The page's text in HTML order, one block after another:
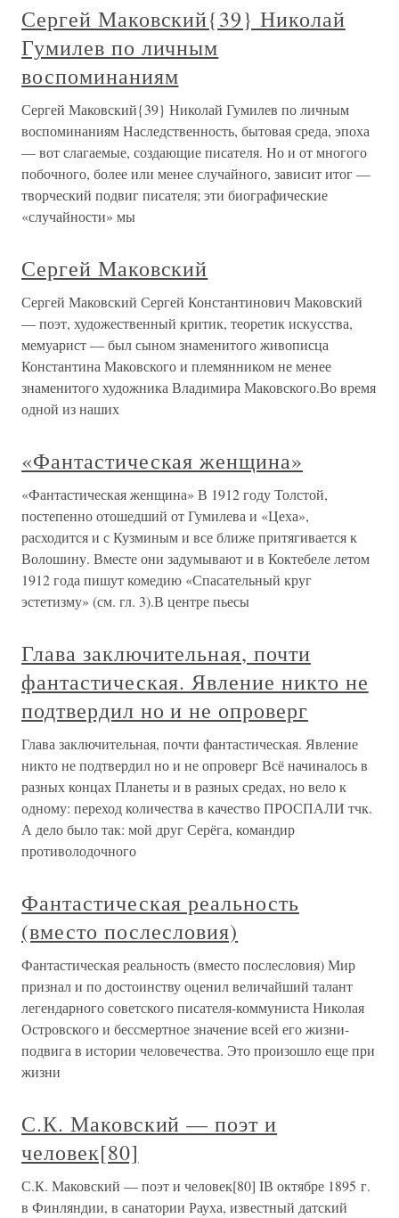
Сергей Маковский{39} Николай
Гумилев по личным
воспоминаниям
Сергей Маковский{39} Николай Гумилев по личным
воспоминаниям Наследственность, бытовая среда, эпоха
— вот слагаемые, создающие писателя. Но и от многого
побочного, более или менее случайного, зависит итог —
творческий подвиг писателя; эти биографические
«случайности» мы
Сергей Маковский
Сергей Маковский Сергей Константинович Маковский
— поэт, художественный критик, теоретик искусства,
мемуарист — был сыном знаменитого живописца
Константина Маковского и племянником не менее
знаменитого художника Владимира Маковского.Во время
одной из наших
«Фантастическая женщина»
«Фантастическая женщина» В 1912 году Толстой,
постепенно отошедший от Гумилева и «Цеха»,
расходится и с Кузминым и все ближе притягивается к
Волошину. Вместе они задумывают и в Коктебеле летом
1912 года пишут комедию «Спасательный круг
эстетизму» (см. гл. 3).В центре пьесы
Глава заключительная, почти
фантастическая. Явление никто не
подтвердил но и не опроверг
Глава заключительная, почти фантастическая. Явление
никто не подтвердил но и не опроверг Всё начиналось в
разных концах Планеты и в разных средах, но вело к
одному: переход количества в качество ПРОСПАЛИ тчк.
А дело было так: мой друг Серёга, командир
противолодочного
Фантастическая реальность
(вместо послесловия)
Фантастическая реальность (вместо послесловия) Мир
признал и по достоинству оценил величайший талант
легендарного советского писателя-коммуниста Николая
Островского и бессмертное значение всей его жизни-
подвига в истории человечества. Это произошло еще при
жизни
С.К. Маковский — поэт и
человек[80]
С.К. Маковский — поэт и человек[80] IВ октябре 1895 г.
в Финляндии, в санатории Рауха, известный датский